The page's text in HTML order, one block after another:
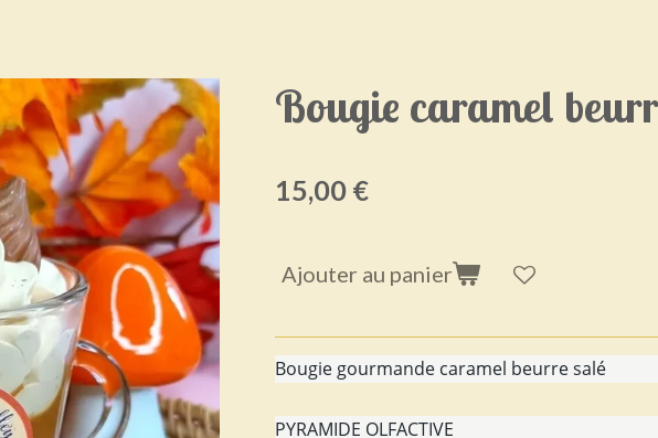
Bougie caramel
15,00 €
Ajouter au panier
Bougie gourmande caramel beurre salé
PYRAMIDE OLFACTIVE